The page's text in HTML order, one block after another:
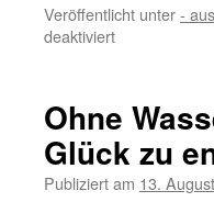
Veröffentlicht unter-
deaktiviertfür
mal
die
Winterzeit
(Normalzeit)
Ohne
Glück zu
Publiziert am 13.